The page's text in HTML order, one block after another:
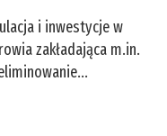
i inwestycje w
zakładająca m.in.